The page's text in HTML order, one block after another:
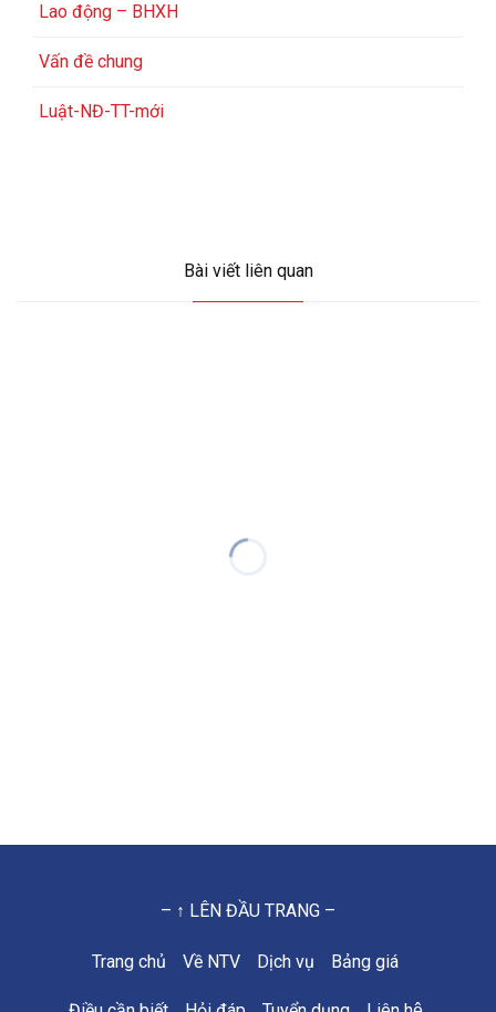
Lao động – BHXH
Vấn đề chung
Luật-NĐ-TT-mới
Bài viết liên quan
– ↑ LÊN ĐẦU TRANG –
Trang chủ Về NTV Dịch vụ Bảng giá